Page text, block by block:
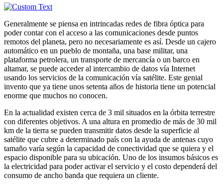
Generalmente se piensa en intrincadas redes de fibra óptica para
poder contar con el acceso a las comunicaciones desde puntos
remotos del planeta, pero no necesariamente es así. Desde un cajero
automático en un pueblo de montaña, una base militar, una
plataforma petrolera, un transporte de mercancía o un barco en
altamar, se puede acceder al intercambio de datos vía Internet
usando los servicios de la comunicación vía satélite. Este genial
invento que ya tiene unos setenta años de historia tiene un potencial
enorme que muchos no conocen.
En la actualidad existen cerca de 3 mil situados en la órbita terrestre
con diferentes objetivos. A una altura en promedio de más de 30 mil
km de la tierra se pueden transmitir datos desde la superficie al
satélite que cubre a determinado país con la ayuda de antenas cuyo
tamaño varía según la capacidad de conectividad que se quiera y el
espacio disponible para su ubicación. Uno de los insumos básicos es
la electricidad para poder activar el servicio y el costo dependerá del
consumo de ancho banda que requiera un cliente.